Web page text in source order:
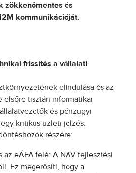
zökkenőmentes és
kommunikációját.
frissítés a vállalati
elindulása és az
elsőre tisztán informatikai
és pénzügyi
kritikus üzleti jelzés.
részére:
az eÁFA felé: A NAV fejlesztési
Ez megerősíti, hogy a